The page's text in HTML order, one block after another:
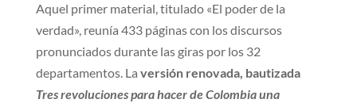
Aquel primer material, titulado «El poder de la
verdad», reunía 433 páginas con los discursos
pronunciados durante las giras por los 32
departamentos. La versión renovada, bautizada
Tres revoluciones para hacer de Colombia una